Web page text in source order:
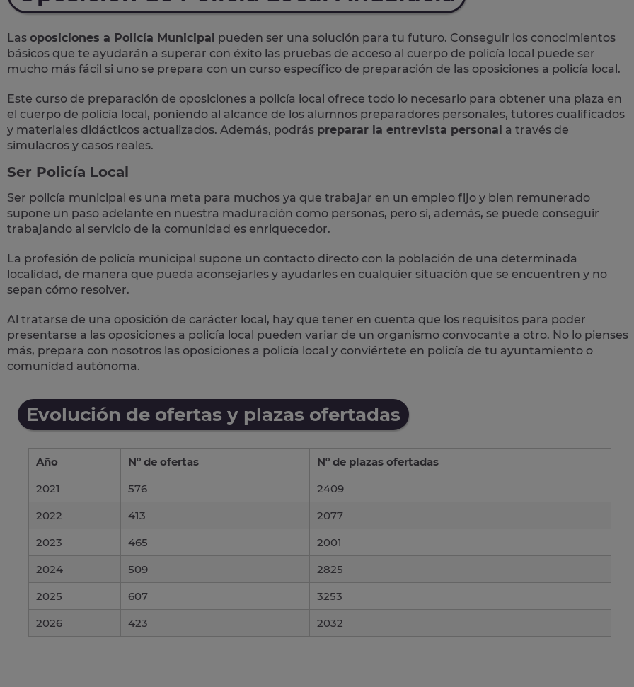
Las oposiciones a Policía Municipal pueden ser una solución para tu futuro. Conseguir los conocimientos
básicos que te ayudarán a superar con éxito las pruebas de acceso al cuerpo de policía local puede ser
mucho más fácil si uno se prepara con un curso específico de preparación de las oposiciones a policía local.
Este curso de preparación de oposiciones a policía local ofrece todo lo necesario para obtener una plaza en
el cuerpo de policía local, poniendo al alcance de los alumnos preparadores personales, tutores cualificados
y materiales didácticos actualizados. Además, podrás preparar la entrevista personal a través de
simulacros y casos reales.
Ser Policía Local
Ser policía municipal es una meta para muchos ya que trabajar en un empleo fijo y bien remunerado
supone un paso adelante en nuestra maduración como personas, pero si, además, se puede conseguir
trabajando al servicio de la comunidad es enriquecedor.
La profesión de policía municipal supone un contacto directo con la población de una determinada
localidad, de manera que pueda aconsejarles y ayudarles en cualquier situación que se encuentren y no
sepan cómo resolver.
Al tratarse de una oposición de carácter local, hay que tener en cuenta que los requisitos para poder
presentarse a las oposiciones a policía local pueden variar de un organismo convocante a otro. No lo pienses
más, prepara con nosotros las oposiciones a policía local y conviértete en policía de tu ayuntamiento o
comunidad autónoma.
Evolución de ofertas y plazas ofertadas
Año Nº de ofertas
Nº de plazas ofertadas
2021
576
2409
2022
413
2077
2023
465
2001
2024
509
2825
2025
607
3253
2026
423 2032